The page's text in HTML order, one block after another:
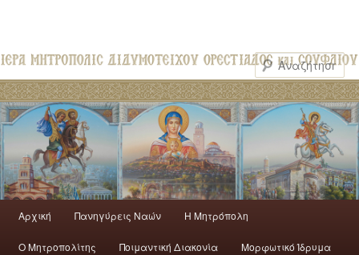
Αρχική Πανηγύρεις Ναών H Mητρόπολη
Ο Mητροπολίτης Ποιμαντική Διακονία Μορφωτικό Ίδρυμα